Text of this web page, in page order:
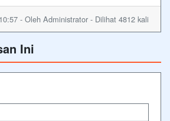
- Oleh Administrator - Dilihat 4812 kali
Ini